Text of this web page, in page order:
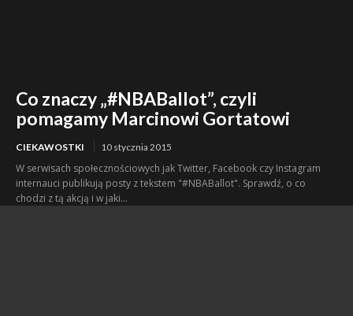
Co znaczy „#NBABallot”, czyli
pomagamy Marcinowi Gortatowi
CIEKAWOSTKI 10 stycznia 2015
W serwisach społecznościowych jak Twitter, Facebook czy Instagram
internauci publikują posty z tekstem "#NBABallot". Sprawdź, o co
chodzi z tą akcją i w jaki...